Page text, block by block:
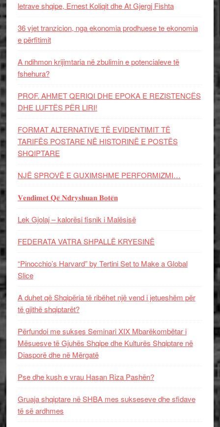
letrave shqipe, Ernest Koliqit dhe At Gjergj Fishta
36 vjet tranzicion, nga ekonomia prodhuese te ekonomia
e përfitimit
A ndihmon krijimtaria në zbulimin e potencialeve të
fshehura?
PROF. AHMET QERIQI DHE EPOKA E REZISTENCЁS
DHE LUFTЁS PЁR LIRI!
FORMAT ALTERNATIVE TË EVIDENTIMIT TË
TARIFËS POSTARE NË HISTORINË E POSTËS
SHQIPTARE
NJË SPROVË E GUXIMSHME PERFORMIZMI…
𝐕𝐞𝐧𝐝𝐢𝐦𝐞𝐭 𝐐𝐞̈ 𝐍𝐝𝐫𝐲𝐬𝐡𝐮𝐚𝐧 𝐁𝐨𝐭𝐞̈𝐧
Lek Gjolaj – kalorësi fisnik i Malësisë
FEDERATA VATRA SHPALLË KRYESINË
“Pinocchio’s Harvard” by Tertini Set to Make a Global
Slice
A duhet që Shqipëria të ribëhet një vend i jetueshëm për
të gjithë shqiptarët?
Përfundoi me sukses Seminari XIX Mbarëkombëtar i
Mësuesve të Gjuhës Shqipe dhe Kulturës Shqiptare në
Diasporë dhe në Mërgatë
Pse dhe kush e vrau Hasan Riza Pashën?
Gruaja shqiptare në SHBA mes sukseseve dhe sfidave
të së ardhmes